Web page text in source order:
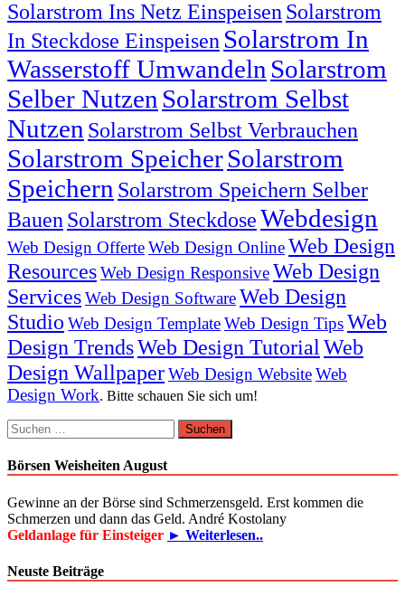
Solarstrom Ins Netz Einspeisen Solarstrom
In Steckdose Einspeisen Solarstrom In
Wasserstoff Umwandeln Solarstrom
Selber Nutzen Solarstrom Selbst
Nutzen Solarstrom Selbst Verbrauchen
Solarstrom SpeicherSolarstrom
Speichern Solarstrom Speichern Selber
Bauen Solarstrom SteckdoseWebdesign
Web Design OfferteWeb Design OnlineWeb Design
ResourcesWeb Design ResponsiveWeb Design
ServicesWeb Design SoftwareWeb Design
Studio Web Design TemplateWeb Design TipsWeb
Design TrendsWeb Design Tutorial Web
Design WallpaperWeb Design WebsiteWeb
Design Work. Bitte schauen Sie sich um!
Suchen
nach:
Börsen Weisheiten August
Gewinne an der Börse sind Schmerzensgeld. Erst kommen die
Schmerzen und dann das Geld. André Kostolany
Geldanlage für Einsteiger ► Weiterlesen..
Neuste Beiträge